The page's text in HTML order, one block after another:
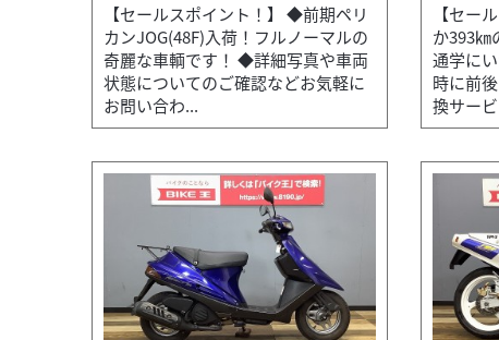
【セールスポイント！】 ◆前期ペリ
カンJOG(48F)入荷！フルノーマルの
奇麗な車輌です！ ◆詳細写真や車両
状態についてのご確認などお気軽に
お問い合わ...
【セー
か393㎞
通学に
時に前
換サー